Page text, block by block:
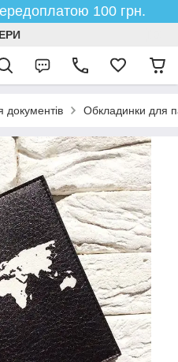
100 грн.
документів Обкладинки для